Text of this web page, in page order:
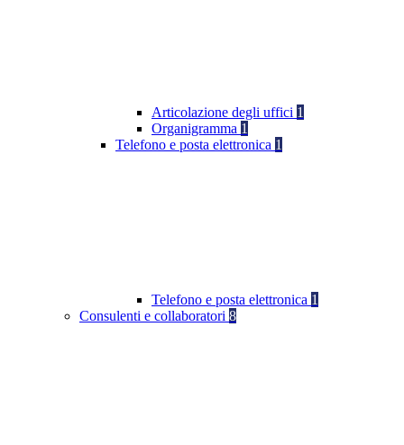
Articolazione degli uffici 1
Organigramma 1
Telefono e posta elettronica 1
Telefono e posta elettronica 1
Consulenti e collaboratori 8